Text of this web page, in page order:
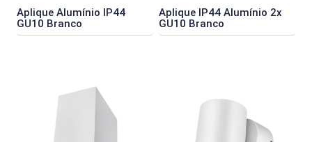
Aplique Alumínio IP44
GU10 Branco
Aplique IP44 Alumínio 2x
GU10 Branco